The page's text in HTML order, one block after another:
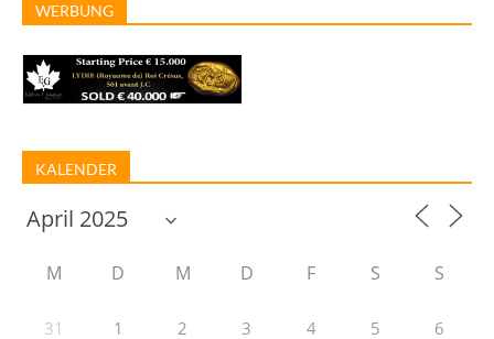
WERBUNG
KALENDER
M D M D F S S
31 1 2 3 4 5 6